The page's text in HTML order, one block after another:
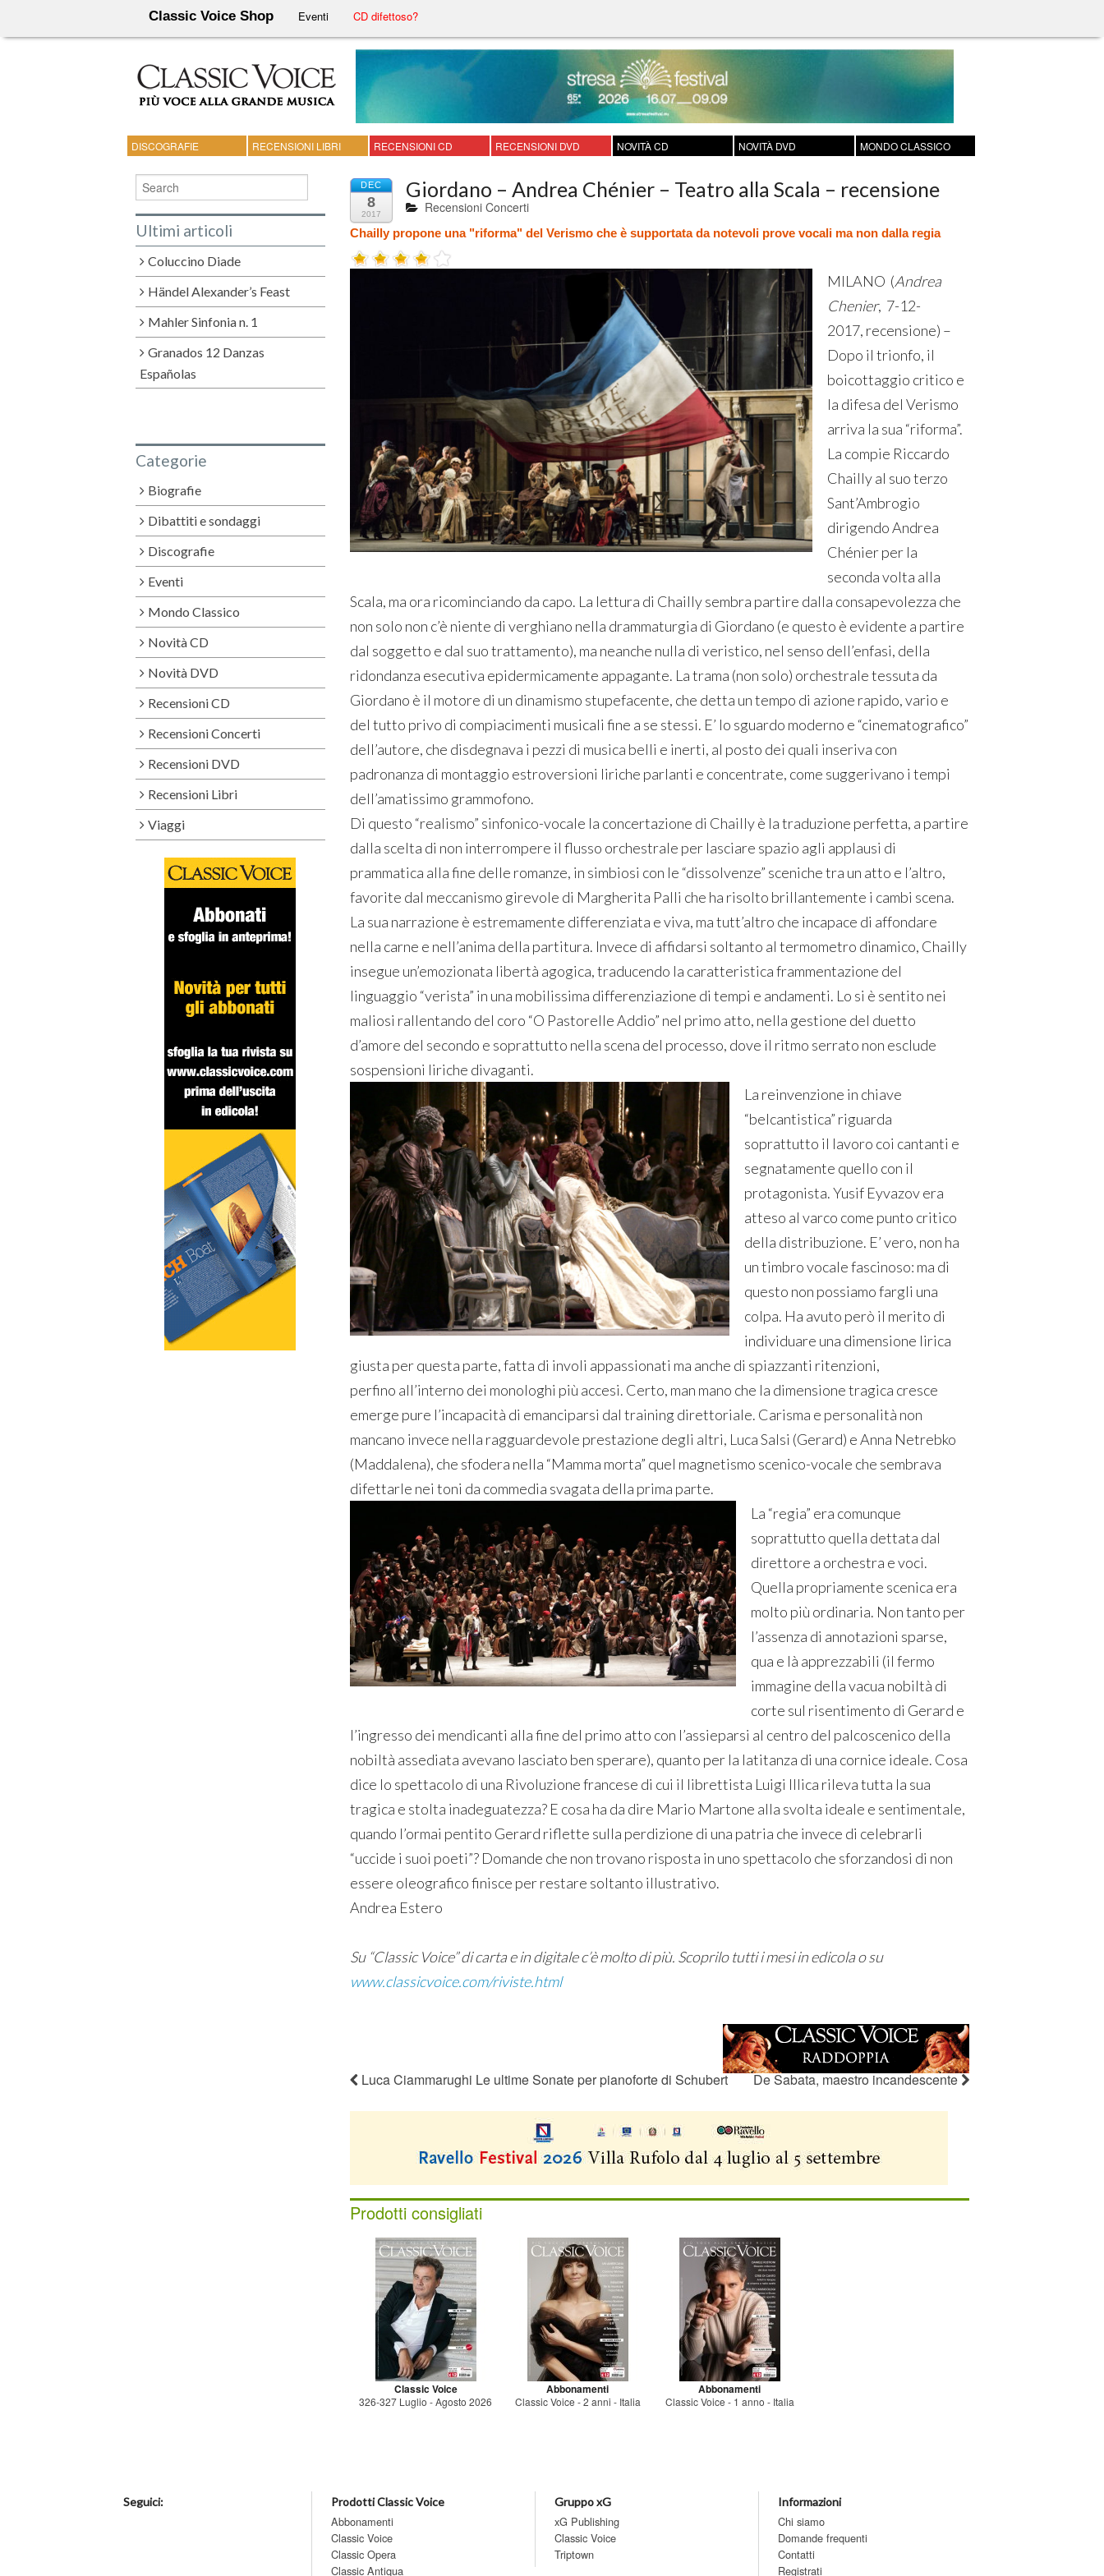
Classic Voice Shop Eventi CD difettoso?
DISCOGRAFIE RECENSIONI LIBRI RECENSIONI CD RECENSIONI DVD NOVITÀ CD NOVITÀ DVD MONDO CLASSICO
DEC
8
2017
Giordano – Andrea Chénier – Teatro alla Scala – recensione
Recensioni Concerti
Chailly propone una "riforma" del Verismo che è supportata da notevoli prove vocali ma non dalla regia
MILANO (Andrea
Chenier, 7-12-
2017, recensione) –
Dopo il trionfo, il
boicottaggio critico e
la difesa del Verismo
arriva la sua “riforma”.
La compie Riccardo
Chailly al suo terzo
Sant’Ambrogio
dirigendo Andrea
Chénier per la
seconda volta alla
Scala, ma ora ricominciando da capo. La lettura di Chailly sembra partire dalla consapevolezza che
non solo non c’è niente di verghiano nella drammaturgia di Giordano (e questo è evidente a partire
dal soggetto e dal suo trattamento), ma neanche nulla di veristico, nel senso dell’enfasi, della
ridondanza esecutiva epidermicamente appagante. La trama (non solo) orchestrale tessuta da
Giordano è il motore di un dinamismo stupefacente, che detta un tempo di azione rapido, vario e
del tutto privo di compiacimenti musicali fine a se stessi. E’ lo sguardo moderno e “cinematografico”
dell’autore, che disdegnava i pezzi di musica belli e inerti, al posto dei quali inseriva con
padronanza di montaggio estroversioni liriche parlanti e concentrate, come suggerivano i tempi
dell’amatissimo grammofono.
Di questo “realismo” sinfonico-vocale la concertazione di Chailly è la traduzione perfetta, a partire
dalla scelta di non interrompere il flusso orchestrale per lasciare spazio agli applausi di
prammatica alla fine delle romanze, in simbiosi con le “dissolvenze” sceniche tra un atto e l’altro,
favorite dal meccanismo girevole di Margherita Palli che ha risolto brillantemente i cambi scena.
La sua narrazione è estremamente differenziata e viva, ma tutt’altro che incapace di affondare
nella carne e nell’anima della partitura. Invece di affidarsi soltanto al termometro dinamico, Chailly
insegue un’emozionata libertà agogica, traducendo la caratteristica frammentazione del
linguaggio “verista” in una mobilissima differenziazione di tempi e andamenti. Lo si è sentito nei
maliosi rallentando del coro “O Pastorelle Addio” nel primo atto, nella gestione del duetto
d’amore del secondo e soprattutto nella scena del processo, dove il ritmo serrato non esclude
sospensioni liriche divaganti.
La reinvenzione in chiave
“belcantistica” riguarda
soprattutto il lavoro coi cantanti e
segnatamente quello con il
protagonista. Yusif Eyvazov era
atteso al varco come punto critico
della distribuzione. E’ vero, non ha
un timbro vocale fascinoso: ma di
questo non possiamo fargli una
colpa. Ha avuto però il merito di
individuare una dimensione lirica
giusta per questa parte, fatta di involi appassionati ma anche di spiazzanti ritenzioni,
perfino all’interno dei monologhi più accesi. Certo, man mano che la dimensione tragica cresce
emerge pure l’incapacità di emanciparsi dal training direttoriale. Carisma e personalità non
mancano invece nella ragguardevole prestazione degli altri, Luca Salsi (Gerard) e Anna Netrebko
(Maddalena), che sfodera nella “Mamma morta” quel magnetismo scenico-vocale che sembrava
difettarle nei toni da commedia svagata della prima parte.
La “regia” era comunque
soprattutto quella dettata dal
direttore a orchestra e voci.
Quella propriamente scenica era
molto più ordinaria. Non tanto per
l’assenza di annotazioni sparse,
qua e là apprezzabili (il fermo
immagine della vacua nobiltà di
corte sul risentimento di Gerard e
l’ingresso dei mendicanti alla fine del primo atto con l’assieparsi al centro del palcoscenico della
nobiltà assediata avevano lasciato ben sperare), quanto per la latitanza di una cornice ideale. Cosa
dice lo spettacolo di una Rivoluzione francese di cui il librettista Luigi Illica rileva tutta la sua
tragica e stolta inadeguatezza? E cosa ha da dire Mario Martone alla svolta ideale e sentimentale,
quando l’ormai pentito Gerard riflette sulla perdizione di una patria che invece di celebrarli
“uccide i suoi poeti”? Domande che non trovano risposta in uno spettacolo che sforzandosi di non
essere oleografico finisce per restare soltanto illustrativo.
Andrea Estero
Su “Classic Voice” di carta e in digitale c’è molto di più. Scoprilo tutti i mesi in edicola o su
www.classicvoice.com/riviste.html
Luca Ciammarughi Le ultime Sonate per pianoforte di Schubert De Sabata, maestro incandescente
Prodotti consigliati
Classic Voice
326-327 Luglio - Agosto 2026
Abbonamenti
Classic Voice - 2 anni - Italia
Abbonamenti
Classic Voice - 1 anno - Italia
Ultimi articoli
Coluccino Diade
Händel Alexander’s Feast
Mahler Sinfonia n. 1
Granados 12 Danzas
Españolas
Categorie
Biografie
Dibattiti e sondaggi
Discografie
Eventi
Mondo Classico
Novità CD
Novità DVD
Recensioni CD
Recensioni Concerti
Recensioni DVD
Recensioni Libri
Viaggi
Seguici: Prodotti Classic Voice
Abbonamenti
Classic Voice
Classic Opera
Classic Antiqua
Gruppo xG
xG Publishing
Classic Voice
Triptown
Informazioni
Chi siamo
Domande frequenti
Contatti
Registrati